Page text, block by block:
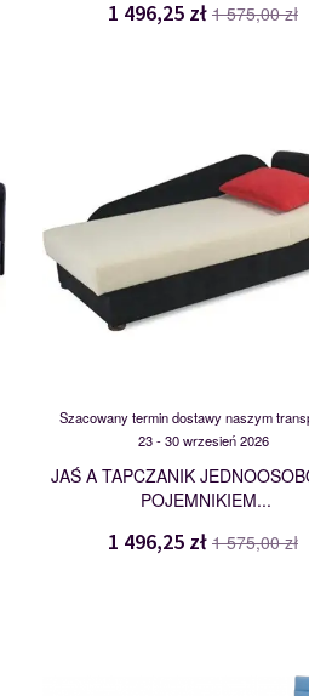
1 496,25 zł 1 575,00 zł
Szacowany termin dostawy naszym
23 - 30 wrzesień 2026
JAŚ A TAPCZANIK
POJEMNIKIEM...
1 496,25 zł 1 575,00 zł